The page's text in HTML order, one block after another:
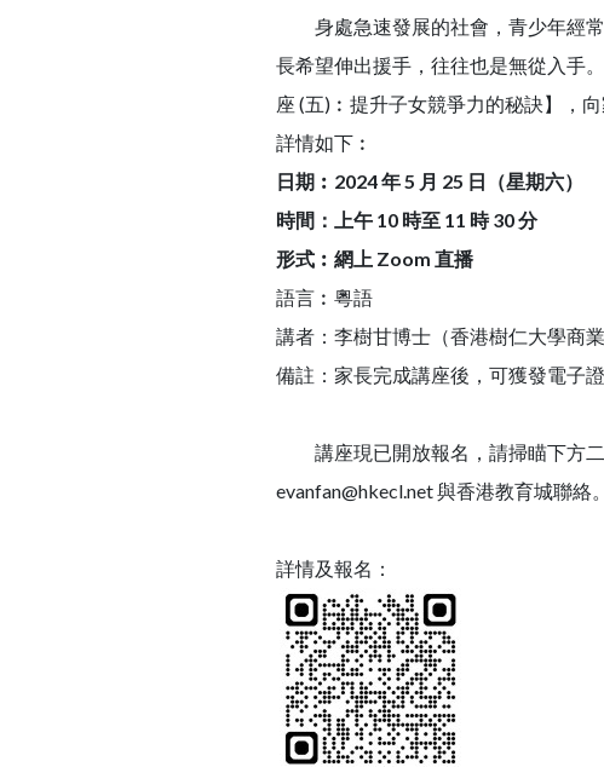
身處急速發展的社會，青少年經常
長希望伸出援手，往往也是無從入手
座 (五)︰提升子女競爭力的秘訣】，
詳情如下︰
日期︰2024 年 5 月 25 日（星期六）
時間：上午 10 時至 11 時 30 分
形式︰網上 Zoom 直播
語言︰粵語
講者：李樹甘博士（香港樹仁大學商
備註：家長完成講座後，可獲發電子證
講座現已開放報名，請掃瞄下方二
evanfan@hkecl.net 與香港教育城聯絡。
詳情及報名：